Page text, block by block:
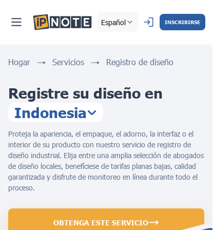
Español INSCRIBIRSE
Hogar Servicios Registro de diseño
Registre su diseño en
Indonesia
Proteja la apariencia, el empaque, el adorno, la interfaz o el
interior de su producto con nuestro servicio de registro de
diseño industrial. Elija entre una amplia selección de abogados
de diseño locales, benefíciese de tarifas planas bajas, calidad
garantizada y disfrute de monitoreo en línea durante todo el
proceso.
OBTENGA ESTE SERVICIO